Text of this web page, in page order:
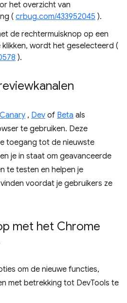
het overzicht van
( crbug.com/433952045 ).
de rechtermuisknop op een
wordt het geselecteerd (
).
Canary , Dev of Beta als
te gebruiken. Deze
toegang tot de nieuwste
je in staat om geavanceerde
te testen en helpen je
voordat je gebruikers ze
met het Chrome
om de nieuwe functies,
met betrekking tot DevTools te